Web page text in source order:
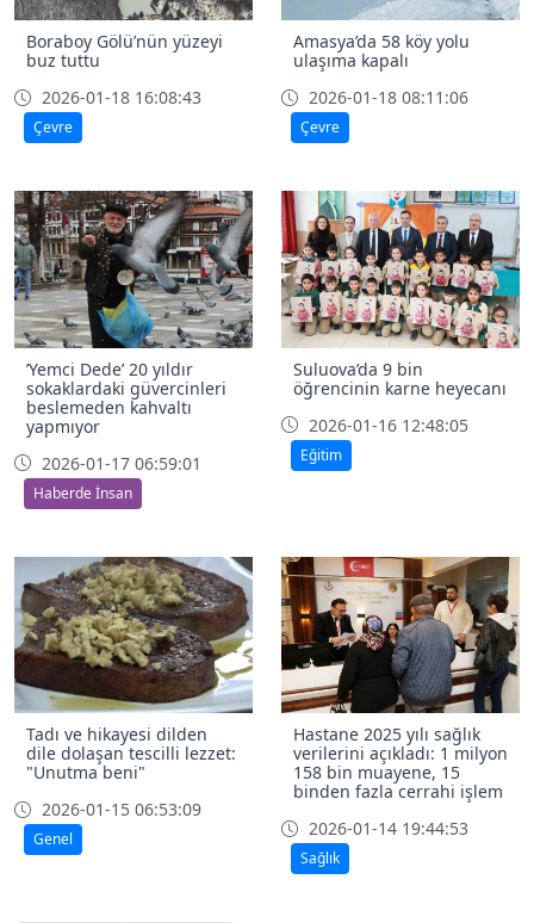
Boraboy Gölü’nün yüzeyi
buz tuttu
2026-01-18 16:08:43
Çevre
Amasya’da 58 köy yolu
ulaşıma kapalı
2026-01-18 08:11:06
Çevre
’Yemci Dede’ 20 yıldır
sokaklardaki güvercinleri
beslemeden kahvaltı
yapmıyor
2026-01-17 06:59:01
Haberde İnsan
Suluova’da 9 bin
öğrencinin karne heyecanı
2026-01-16 12:48:05
Eğitim
Tadı ve hikayesi dilden
dile dolaşan tescilli lezzet:
"Unutma beni"
2026-01-15 06:53:09
Genel
Hastane 2025 yılı sağlık
verilerini açıkladı: 1 milyon
158 bin muayene, 15
binden fazla cerrahi işlem
2026-01-14 19:44:53
Sağlık